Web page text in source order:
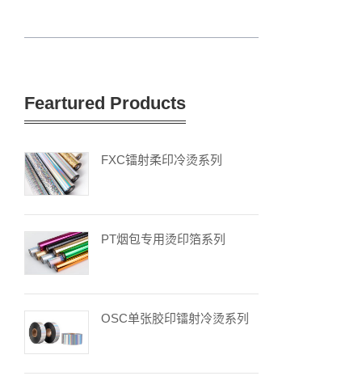
Feartured Products
FXC镭射柔印冷烫系列
PT烟包专用烫印箔系列
OSC单张胶印镭射冷烫系列